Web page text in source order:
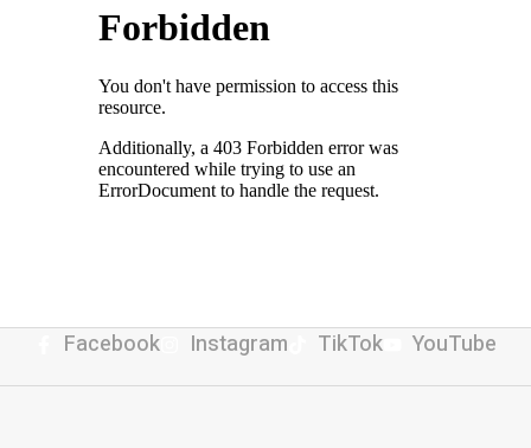
Facebook Instagram TikTok YouTube